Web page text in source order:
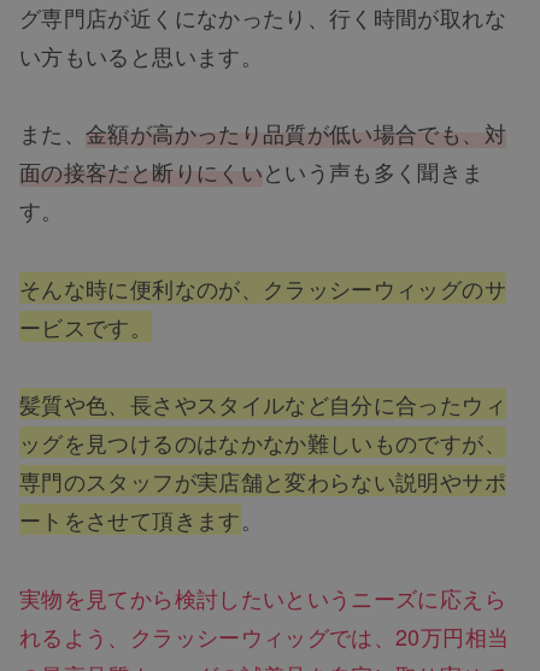
グ専門店が近くになかったり、行く時間が取れな
い方もいると思います。
また、金額が高かったり品質が低い場合でも、対
面の接客だと断りにくいという声も多く聞きま
す。
そんな時に便利なのが、クラッシーウィッグのサ
ービスです。
髪質や色、長さやスタイルなど自分に合ったウィ
ッグを見つけるのはなかなか難しいものですが、
専門のスタッフが実店舗と変わらない説明やサポ
ートをさせて頂きます。
実物を見てから検討したいというニーズに応えら
れるよう、クラッシーウィッグでは、20万円相当